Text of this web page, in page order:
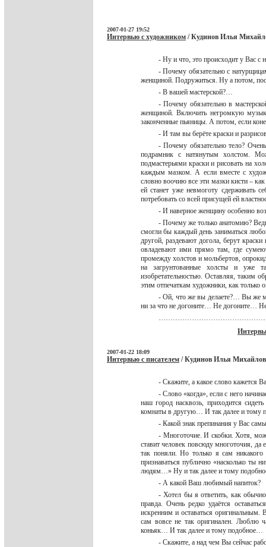
2007-01-27 19:52
Интервью с художником / Кудинов Илья
- Ну и что, это происходит у Вас
- Почему обязательно с
женщиной. Подружиться. Ну а потом,
- В вашей мастерской?…
- Почему обязательно в
женщиной. Включить негромкую
законченные пьяницы. А потом, если
- И там вы берёте краски и
- Почему обязательно тело?
подрамник с натянутым холстом.
подмастерьями краски и рисовать на
каждым мазком. А если вместе с
словно воочию все эти мазки кисти –
ей станет уже невмоготу сдерживать
потребовать со всей присущей ей
- И наверное женщину особенно
- Почему же только анатомию?
смогли бы каждый день заниматься
другой, раздевают догола, берут
овладевают ими прямо там, где
промежду холстов и мольбертов,
на загрунтованные холсты и уже
изобретательностью. Оставляя, таким
этим отпечаткам художники, как
- Ой, что же вы делаете?… Вы же
ни за что не догоните… Не
2007-01-22 18:09
Интервью с писателем / Кудинов Илья
- Скажите, а какое слово кажется
- Слово «когда», если с него
наш город насквозь, приходится
комнаты в другую… И так далее и
- Какой знак препинания у Вас
- Многоточие. И скобки. Хотя,
ставит человек повсюду многоточия, да
так поняли. Но только я сам
признаваться публично «насколько ты
людям…» Ну и так далее и тому
- А какой Ваш любимый напиток?
- Хотел бы я ответить, как
правда. Очень редко удаётся
искренним и оставаться оригинальным.
сам вовсе не так оригинален. Люблю
коньяк… И так далее и тому подобное…
- Скажите, а над чем Вы сейчас